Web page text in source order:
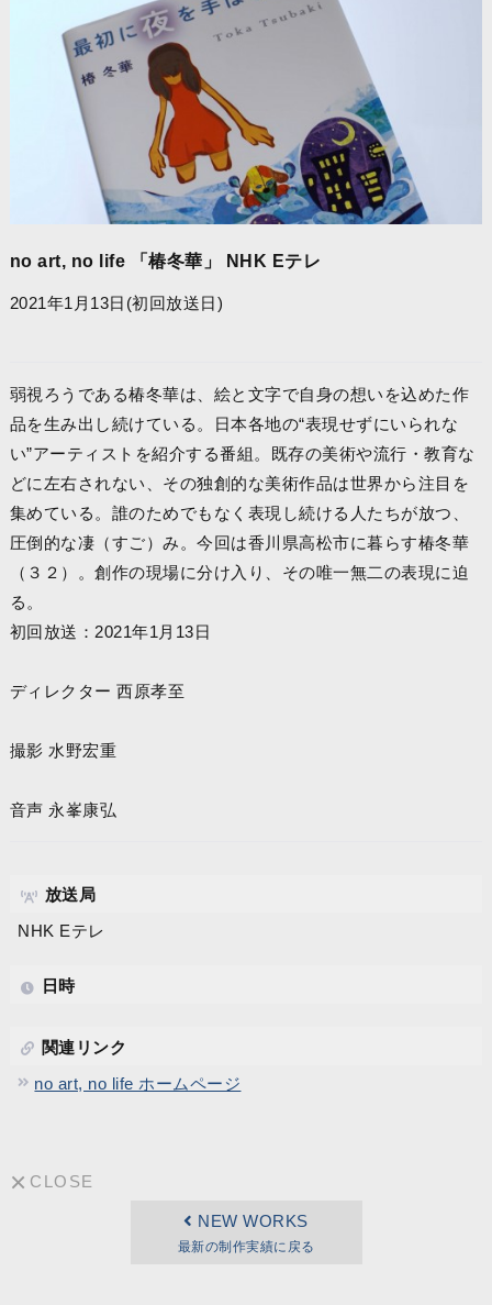
no art, no life 「椿冬華」 NHK Eテレ
2021年1月13日(初回放送日)
弱視ろうである椿冬華は、絵と文字で自身の想いを込めた作
品を生み出し続けている。日本各地の“表現せずにいられな
い”アーティストを紹介する番組。既存の美術や流行・教育な
どに左右されない、その独創的な美術作品は世界から注目を
集めている。誰のためでもなく表現し続ける人たちが放つ、
圧倒的な凄（すご）み。今回は香川県高松市に暮らす椿冬華
（３２）。創作の現場に分け入り、その唯一無二の表現に迫
る。
初回放送：2021年1月13日
ディレクター 西原孝至
撮影 水野宏重
音声 永峯康弘
放送局
NHK Eテレ
日時
関連リンク
no art, no life ホームページ
CLOSE
NEW WORKS
最新の制作実績に戻る